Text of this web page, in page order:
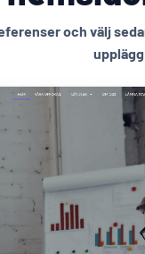
och välj